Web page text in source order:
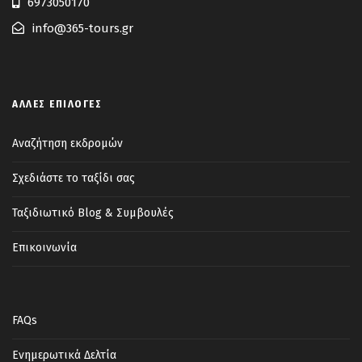
χριστιανική πίστη με τους Θεούς του
κορυφαίο ρεβανί της πόλης & θα πιούμε
το απογευματινό καφεδάκι μας.
μας, διανυκτέρευση.
Πρωινό και στη συνέχεια αναχωρούμε με
info@365-tours.gr
ΆΛΛΕΣ ΕΠΙΛΟΓΈΣ
Αναζήτηση εκδρομών
Σχεδιάστε το ταξίδι σας
Ταξιδιωτικό Blog & Συμβουλές
Επικοινωνία
FAQs
Ενημερωτικά Δελτία